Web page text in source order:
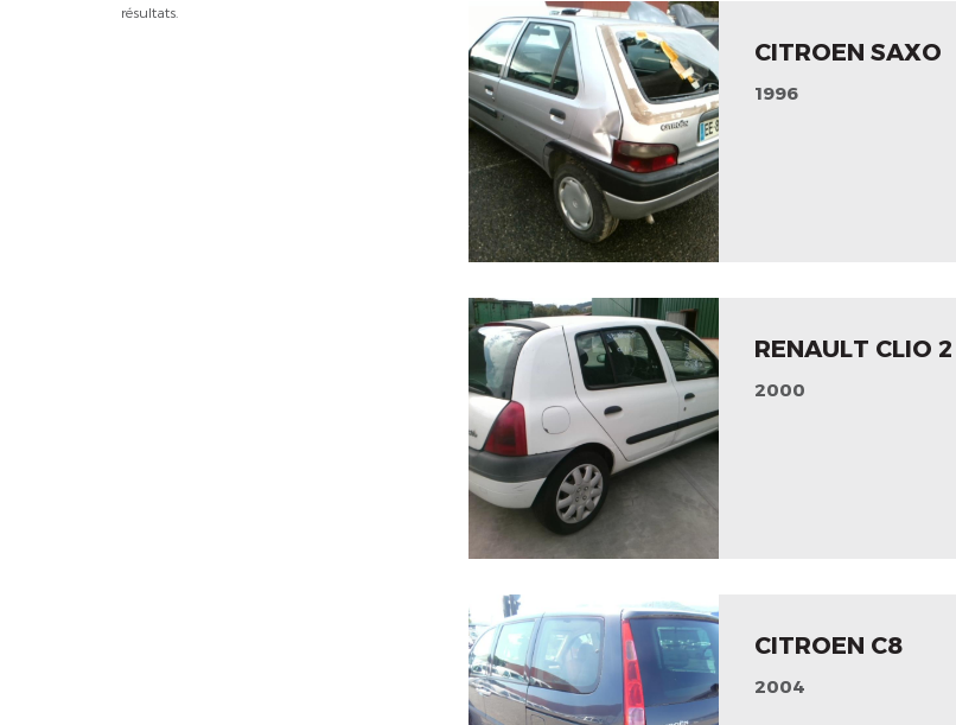
résultats.
CITROEN SAXO
1996
RENAULT CLIO 2
2000
CITROEN C8
2004